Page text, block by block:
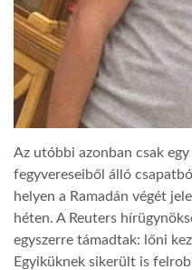
GLOBOBOOK
Az utóbbi azonban csak
fegyvereseiből álló
helyen a Ramadán végét
héten. A Reuters
egyszerre támadtak: lőni
Egyiküknek sikerült is